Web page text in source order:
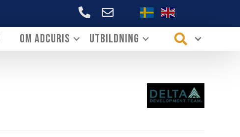
+46706144339
Om ADCURIS Utbildning